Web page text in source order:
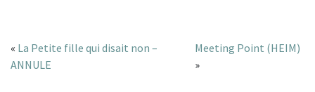
« La Petite fille qui disait non –
ANNULE
Meeting Point (HEIM)
»